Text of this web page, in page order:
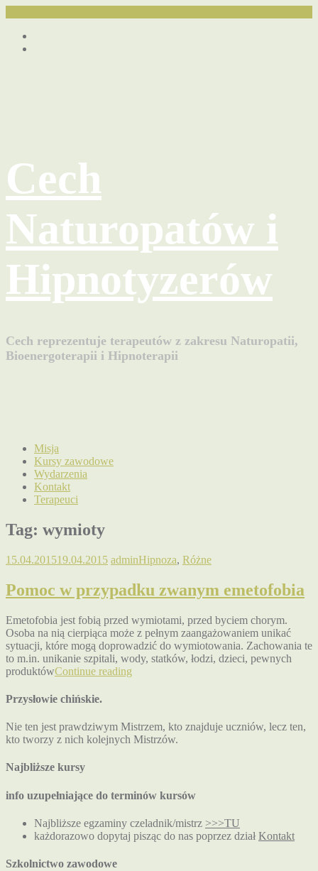
Przejdź
Cech
Naturopatów i
Hipnotyzerów
Cech reprezentuje terapeutów z zakresu Naturopatii,
Bioenergoterapii i Hipnoterapii
Misja
Kursy zawodowe
Wydarzenia
Kontakt
Terapeuci
Tag: wymioty
15.04.201519.04.2015 adminHipnoza, Różne
Pomoc w przypadku zwanym emetofobia
Emetofobia jest fobią przed wymiotami, przed byciem chorym.
Osoba na nią cierpiąca może z pełnym zaangażowaniem unikać
sytuacji, które mogą doprowadzić do wymiotowania. Zachowania te
to m.in. unikanie szpitali, wody, statków, łodzi, dzieci, pewnych
produktówContinue reading
Przysłowie chińskie.
Nie ten jest prawdziwym Mistrzem, kto znajduje uczniów, lecz ten,
kto tworzy z nich kolejnych Mistrzów.
Najbliższe kursy
info uzupełniające do terminów kursów
Najbliższe egzaminy czeladnik/mistrz >>>TU
każdorazowo dopytaj pisząc do nas poprzez działKontakt
Szkolnictwo zawodowe